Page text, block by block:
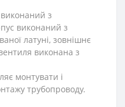
з
виконаний з
латуні, зовнішнє
виконана з
монтувати і
трубопроводу.